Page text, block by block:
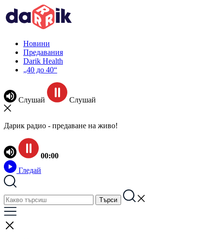
Новини
Предавания
Darik Health
„40 до 40“
Слушай Слушай
Дарик радио - предаване на живо!
00:00
Гледай